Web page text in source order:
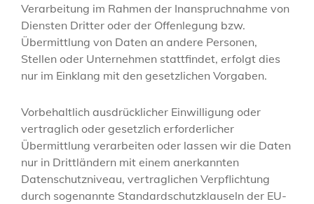
Verarbeitung im Rahmen der Inanspruchnahme von
Diensten Dritter oder der Offenlegung bzw.
Übermittlung von Daten an andere Personen,
Stellen oder Unternehmen stattfindet, erfolgt dies
nur im Einklang mit den gesetzlichen Vorgaben.
Vorbehaltlich ausdrücklicher Einwilligung oder
vertraglich oder gesetzlich erforderlicher
Übermittlung verarbeiten oder lassen wir die Daten
nur in Drittländern mit einem anerkannten
Datenschutzniveau, vertraglichen Verpflichtung
durch sogenannte Standardschutzklauseln der EU-